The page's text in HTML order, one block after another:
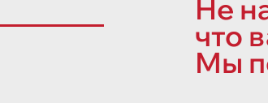
Не
что
Мы